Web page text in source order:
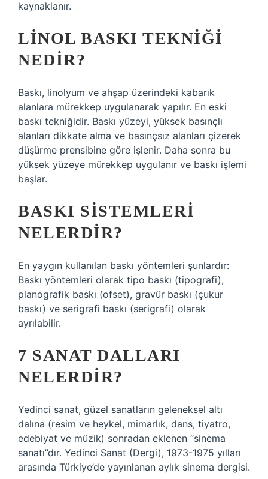
kaynaklanır.
LINOL BASKI TEKNIĞI
NEDIR?
Baskı, linolyum ve ahşap üzerindeki kabarık
alanlara mürekkep uygulanarak yapılır. En eski
baskı tekniğidir. Baskı yüzeyi, yüksek basınçlı
alanları dikkate alma ve basınçsız alanları çizerek
düşürme prensibine göre işlenir. Daha sonra bu
yüksek yüzeye mürekkep uygulanır ve baskı işlemi
başlar.
BASKI SISTEMLERI
NELERDIR?
En yaygın kullanılan baskı yöntemleri şunlardır:
Baskı yöntemleri olarak tipo baskı (tipografi),
planografik baskı (ofset), gravür baskı (çukur
baskı) ve serigrafi baskı (serigrafi) olarak
ayrılabilir.
7 SANAT DALLARI
NELERDIR?
Yedinci sanat, güzel sanatların geleneksel altı
dalına (resim ve heykel, mimarlık, dans, tiyatro,
edebiyat ve müzik) sonradan eklenen “sinema
sanatı”dır. Yedinci Sanat (Dergi), 1973-1975 yılları
arasında Türkiye’de yayınlanan aylık sinema dergisi.